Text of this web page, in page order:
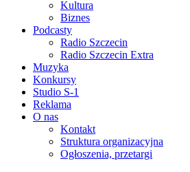
Kultura
Biznes
Podcasty
Radio Szczecin
Radio Szczecin Extra
Muzyka
Konkursy
Studio S-1
Reklama
O nas
Kontakt
Struktura organizacyjna
Ogłoszenia, przetargi